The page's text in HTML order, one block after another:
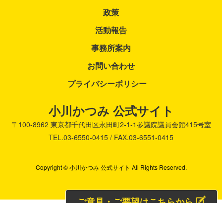
政策
活動報告
事務所案内
お問い合わせ
プライバシーポリシー
小川かつみ 公式サイト
〒100-8962 東京都千代田区永田町2-1-1参議院議員会館415号室
TEL.03-6550-0415 / FAX.03-6551-0415
Copyright © 小川かつみ 公式サイト All Rights Reserved.